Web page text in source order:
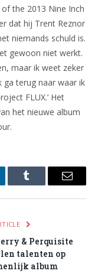
the 2013 Nine Inch
dat hij Trent Reznor
niemands schuld is.
gewoon niet werkt.
maar ik weet zeker
ga terug naar waar ik
FLUX.’ Het
het nieuwe album
Tumblr Email
& Perquisite
talenten op
album